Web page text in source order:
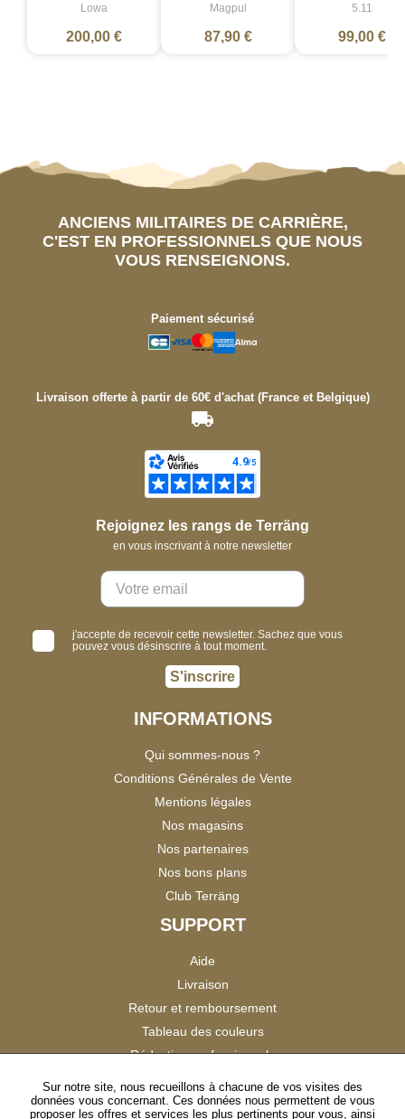
Lowa
200,00 €
Magpul
87,90 €
5.11
99,00 €
ANCIENS MILITAIRES DE CARRIÈRE,
C'EST EN PROFESSIONNELS QUE NOUS
VOUS RENSEIGNONS.
Paiement sécurisé
Livraison offerte à partir de 60€ d'achat (France et Belgique)
Rejoignez les rangs de Terräng
en vous inscrivant à notre newsletter
j'accepte de recevoir cette newsletter. Sachez que vous
pouvez vous désinscrire à tout moment.
S'inscrire
INFORMATIONS
Qui sommes-nous ?
Conditions Générales de Vente
Mentions légales
Nos magasins
Nos partenaires
Nos bons plans
Club Terräng
SUPPORT
Aide
Livraison
Retour et remboursement
Tableau des couleurs
Réduction professionnels
Satisfaction Clients
Sur notre site, nous recueillons à chacune de vos visites des
données vous concernant. Ces données nous permettent de vous
proposer les offres et services les plus pertinents pour vous, ainsi